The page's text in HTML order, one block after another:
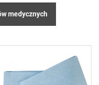
medycznych